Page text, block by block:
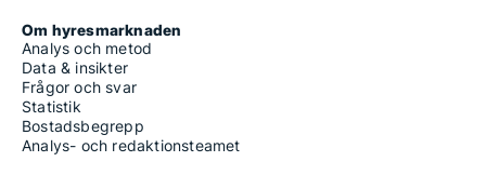
Om hyresmarknaden
Analys och metod
Data & insikter
Frågor och svar
Statistik
Bostadsbegrepp
Analys- och redaktionsteamet